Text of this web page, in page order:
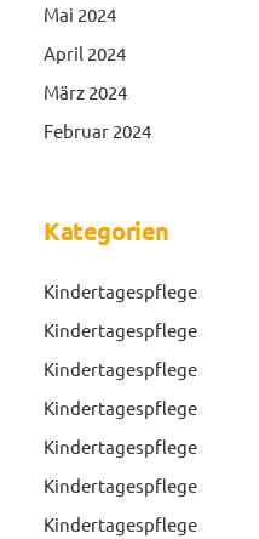
Mai 2024
April 2024
März 2024
Februar 2024
Kategorien
Kindertagespflege
Kindertagespflege
Kindertagespflege
Kindertagespflege
Kindertagespflege
Kindertagespflege
Kindertagespflege